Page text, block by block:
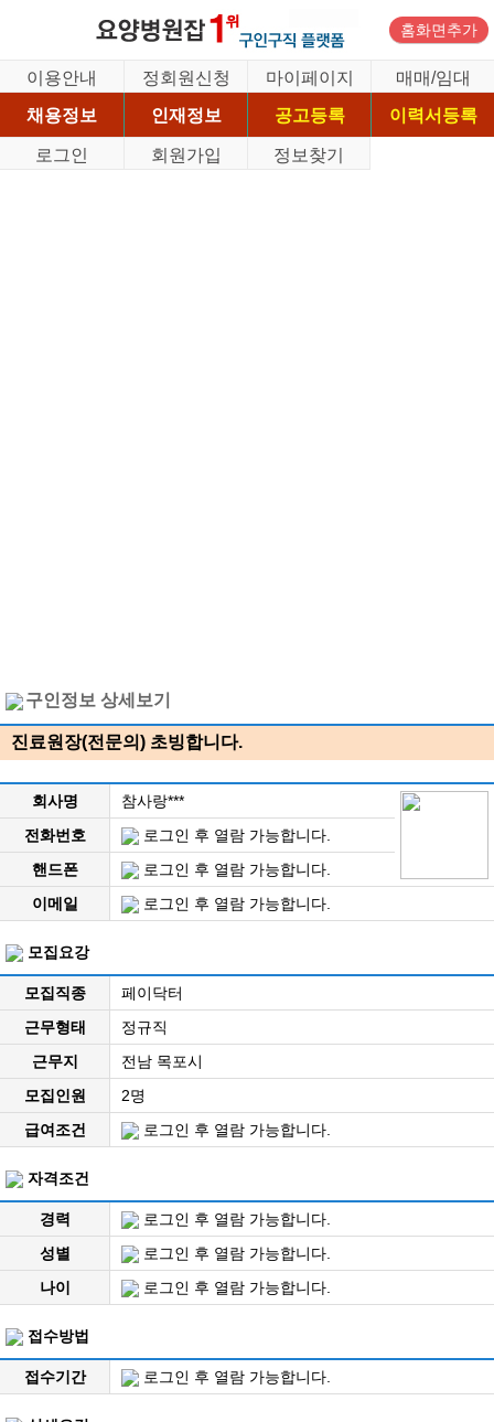
홈화면추가
이용안내 정회원신청 마이페이지
매매/임대
채용정보
인재정보 공고등록
이력서등록
로그인
회원가입 정보찾기
구인정보 상세보기
진료원장(전문의) 초빙합니다.
회사명
참사랑***
전화번호
로그인 후 열람 가능합니다.
핸드폰
로그인 후 열람 가능합니다.
이메일
로그인 후 열람 가능합니다.
모집요강
모집직종
페이닥터
근무형태
정규직
근무지
전남 목포시
모집인원
2명
급여조건
로그인 후 열람 가능합니다.
자격조건
경력
로그인 후 열람 가능합니다.
성별
로그인 후 열람 가능합니다.
나이
로그인 후 열람 가능합니다.
접수방법
접수기간 로그인 후 열람 가능합니다.